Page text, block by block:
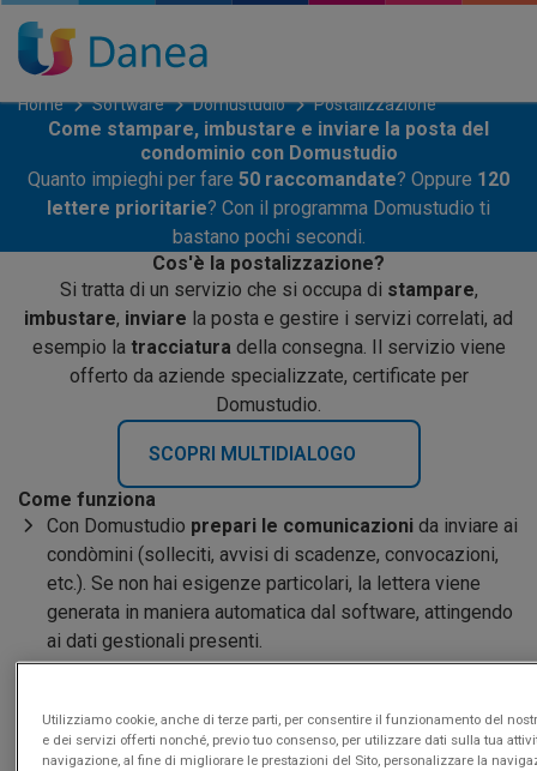
Home Software Domustudio Postalizzazione
Come stampare, imbustare e inviare la posta del
condominio con Domustudio
Quanto impieghi per fare 50 raccomandate? Oppure 120
lettere prioritarie? Con il programma Domustudio ti
bastano pochi secondi.
Cos'è la postalizzazione?
Si tratta di un servizio che si occupa di stampare,
imbustare, inviare la posta e gestire i servizi correlati, ad
esempio la tracciatura della consegna. Il servizio viene
offerto da aziende specializzate, certificate per
Domustudio.
SCOPRI MULTIDIALOGO
Come funziona
Con Domustudio prepari le comunicazioni da inviare ai
condòmini (solleciti, avvisi di scadenze, convocazioni,
etc.). Se non hai esigenze particolari, la lettera viene
generata in maniera automatica dal software, attingendo
ai dati gestionali presenti.
L'insieme di comunicazioni generate vienetrasmesso
l'esecuzione del lavoro di postalizzazione.
Ilservice avvia rapidamente lalavorazionee, a
Utilizziamo cookie, anche di terze parti, per consentire il funzionamento del
e dei servizi offerti nonché, previo tuo consenso, per utilizzare dati sulla tua
navigazione, al fine di migliorare le prestazioni del Sito, personalizzare la